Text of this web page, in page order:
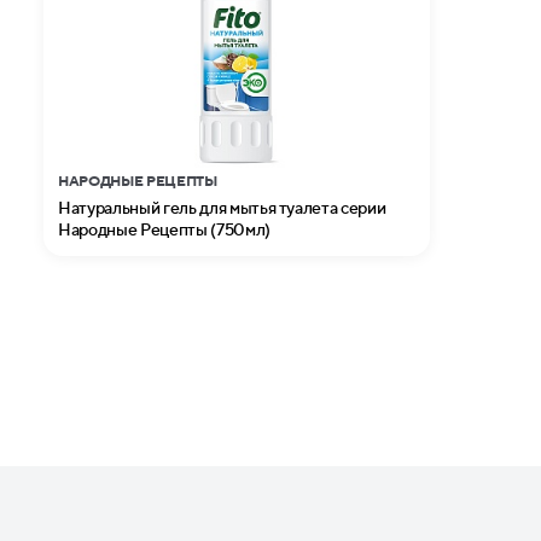
НАРОДНЫЕ РЕЦЕПТЫ
Натуральный гель для мытья туалета серии
Народные Рецепты (750мл)